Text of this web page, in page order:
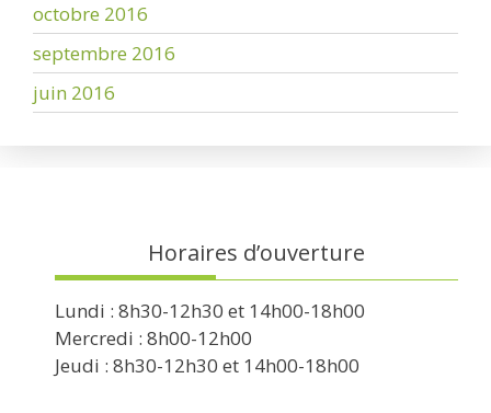
octobre 2016
septembre 2016
juin 2016
Horaires d’ouverture
Lundi : 8h30-12h30 et 14h00-18h00
Mercredi : 8h00-12h00
Jeudi : 8h30-12h30 et 14h00-18h00